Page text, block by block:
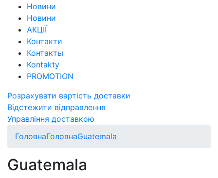
Новини
Новини
АКЦІЇ
Контакти
Контакты
Kontakty
PROMOTION
Розрахувати вартість доставки
Відстежити відправлення
Управління доставкою
ГоловнаГоловнаGuatemala
Guatemala